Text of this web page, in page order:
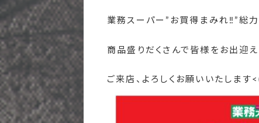
業務スーパー”お買得まみれ‼”総
商品盛りだくさんで皆様をお出
ご来店、よろしくお願いいたします